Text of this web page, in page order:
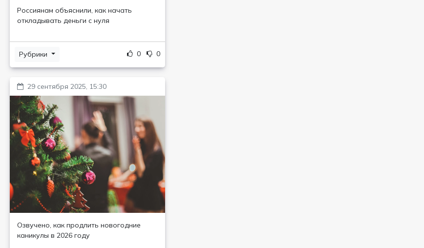
Россиянам объяснили, как начать
откладывать деньги с нуля
Рубрики 0 0
29 сентября 2025, 15:30
Озвучено, как продлить новогодние
каникулы в 2026 году